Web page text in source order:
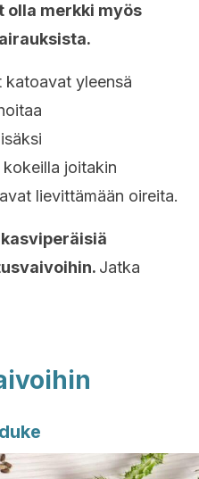
olla merkki myös
katoavat yleensä
joitakin
lievittämään oireita.
Jatka